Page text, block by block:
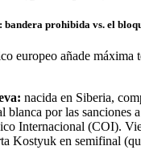
prohibida vs. el
europeo añade máxima
nacida en Siberia,
blanca por las sanciones
Internacional (COI).
Kostyuk en semifinal